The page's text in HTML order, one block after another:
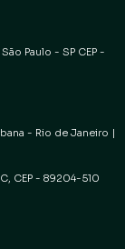
Paulo - SP CEP -
- Rio de Janeiro |
CEP - 89204-510